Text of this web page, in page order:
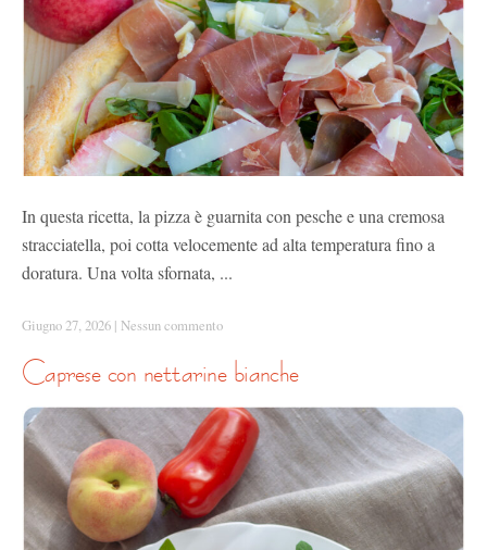
In questa ricetta, la pizza è guarnita con pesche e una cremosa
stracciatella, poi cotta velocemente ad alta temperatura fino a
doratura. Una volta sfornata, ...
Giugno 27, 2026 | Nessun commento
caprese con nettarine bianche